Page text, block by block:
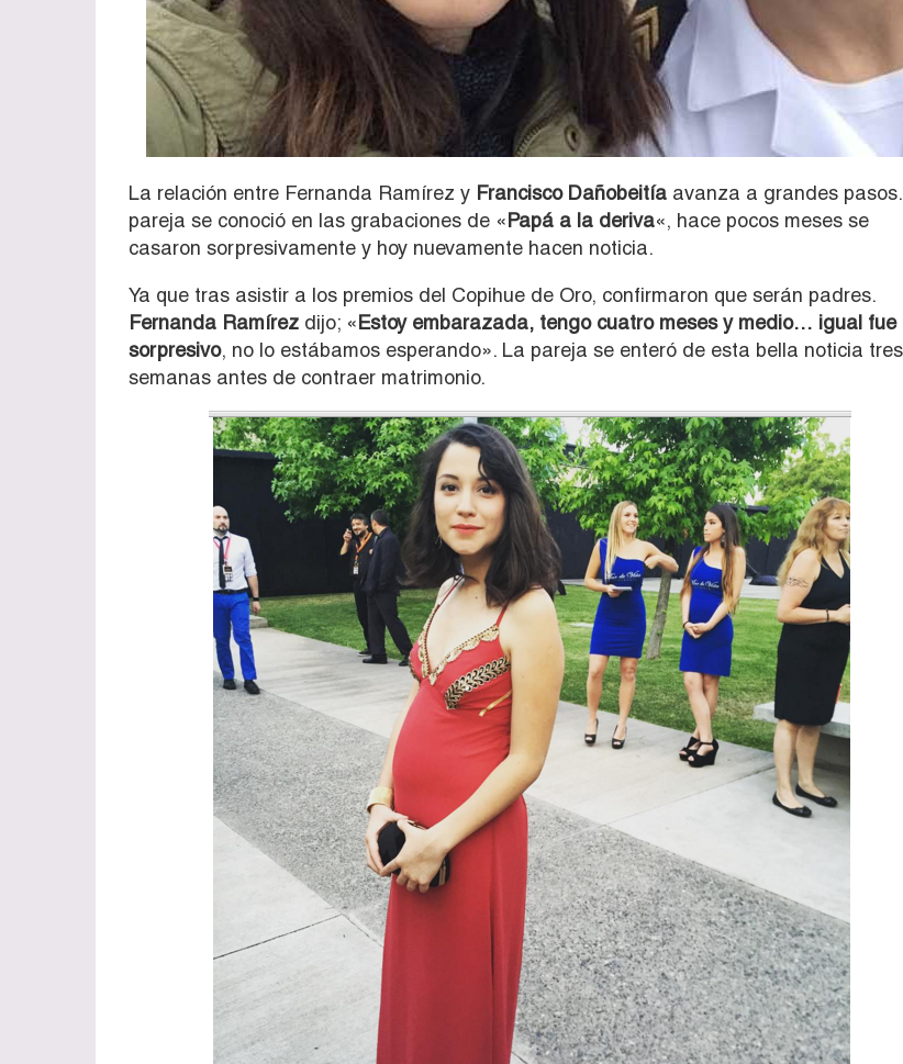
La relación entre Fernanda Ramírez y Francisco Dañobeitía avanza a grandes
pareja se conoció en las grabaciones de «Papá a la deriva«, hace pocos meses se
casaron sorpresivamente y hoy nuevamente hacen noticia.
Ya que tras asistir a los premios del Copihue de Oro, confirmaron que serán padres.
Fernanda Ramírez dijo; «Estoy embarazada, tengo cuatro meses y medio… igual fue
sorpresivo, no lo estábamos esperando». La pareja se enteró de esta bella noticia tres
semanas antes de contraer matrimonio.